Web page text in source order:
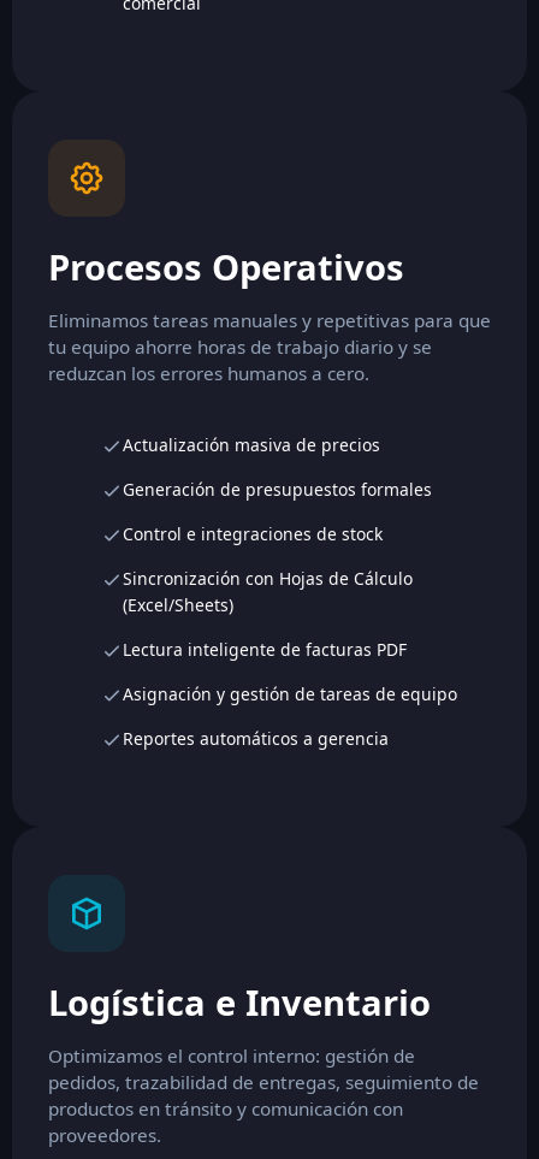
Procesos Operativos
Eliminamos tareas manuales y repetitivas para que
tu equipo ahorre horas de trabajo diario y se
reduzcan los errores humanos a cero.
Actualización masiva de precios
Generación de presupuestos formales
Control e integraciones de stock
Sincronización con Hojas de Cálculo
(Excel/Sheets)
Lectura inteligente de facturas PDF
Asignación y gestión de tareas de equipo
Reportes automáticos a gerencia
Logística e Inventario
Optimizamos el control interno: gestión de
pedidos, trazabilidad de entregas, seguimiento de
productos en tránsito y comunicación con
proveedores.